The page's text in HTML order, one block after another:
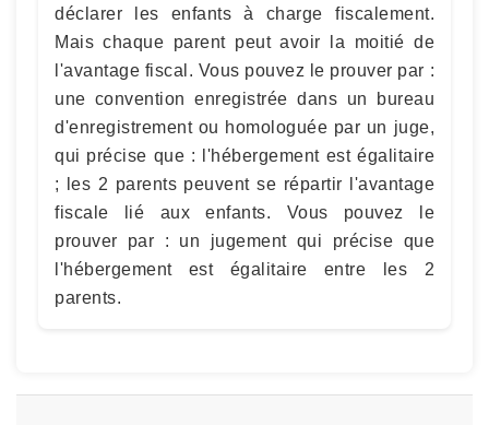
déclarer les enfants à charge fiscalement.
Mais chaque parent peut avoir la moitié de
l'avantage fiscal. Vous pouvez le prouver par :
une convention enregistrée dans un bureau
d'enregistrement ou homologuée par un juge,
qui précise que : l'hébergement est égalitaire
; les 2 parents peuvent se répartir l'avantage
fiscale lié aux enfants. Vous pouvez le
prouver par : un jugement qui précise que
l'hébergement est égalitaire entre les 2
parents.